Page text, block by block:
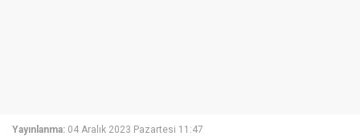
Yayınlanma: 04 Aralık 2023 Pazartesi 11:47